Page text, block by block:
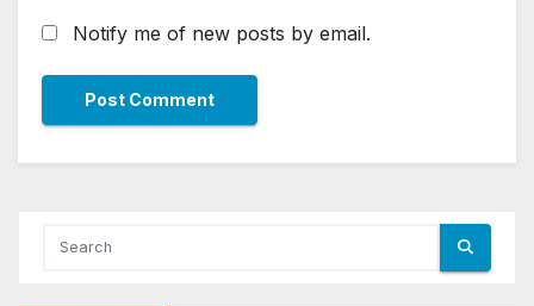
Notify me of new posts by email.